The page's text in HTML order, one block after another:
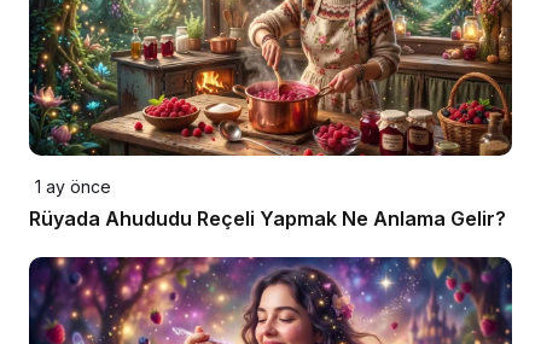
1 ay önce
Rüyada Ahududu Reçeli Yapmak Ne Anlama Gelir?